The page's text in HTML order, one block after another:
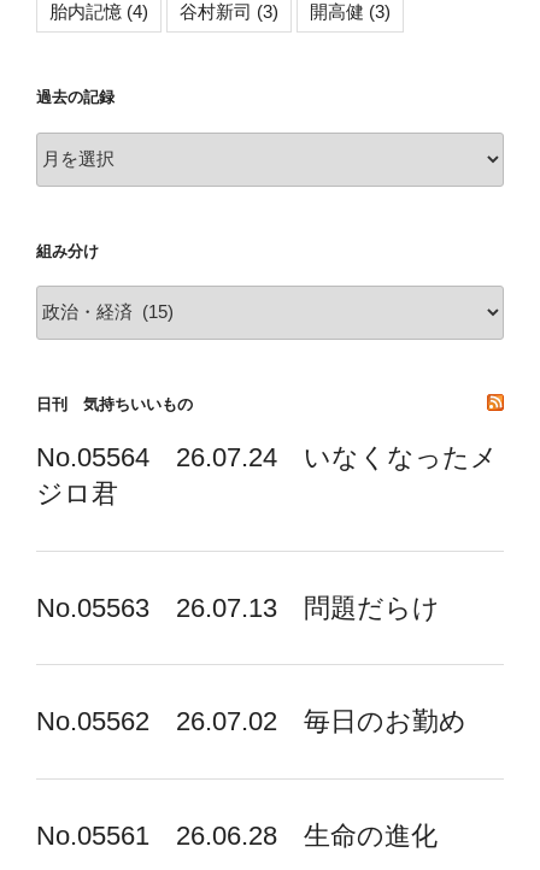
胎内記憶 (4) 谷村新司 (3) 開高健 (3)
過去の記録
去
録
組み分け
み
日刊 気持ちいいもの
No.05564 26.07.24 いなくなったメ
ジロ君
No.05563 26.07.13 問題だらけ
No.05562 26.07.02 毎日のお勤め
No.05561 26.06.28 生命の進化